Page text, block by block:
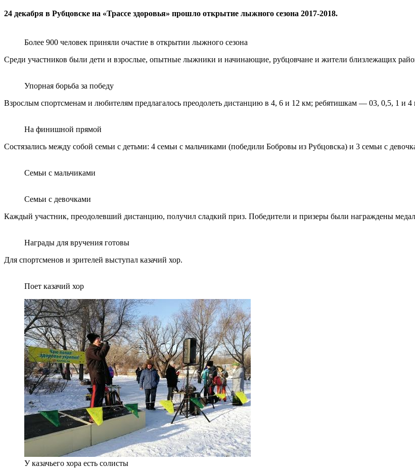
24 декабря в Рубцовске на «Трассе здоровья» прошло открытие лыжного сезона 2017-2018.
Более 900 человек приняли очастие в открытии лыжного сезона
Среди участников были дети и взрослые, опытные лыжники и начинающие, рубцовчане и жители близлежащих
Упорная борьба за победу
Взрослым спортсменам и любителям предлагалось преодолеть дистанцию в 4, 6 и 12 км; ребятишкам — 03, 0,5, 1 и 4
На финишной прямой
Состязались между собой семьи с детьми: 4 семьи с мальчиками (победили Бобровы из Рубцовска) и 3 семьи с
Семьи с мальчиками
Семьи с девочками
Каждый участник, преодолевший дистанцию, получил сладкий приз. Победители и призеры были награждены
Награды для вручения готовы
Для спортсменов и зрителей выступал казачий хор.
Поет казачий хор
У казачьего хора есть солисты